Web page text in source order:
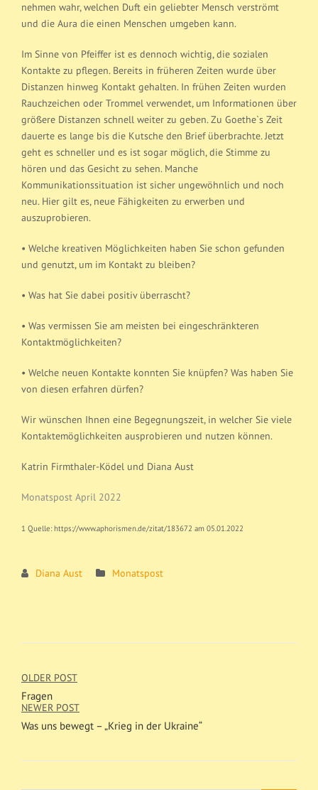
nehmen wahr, welchen Duft ein geliebter Mensch verströmt
und die Aura die einen Menschen umgeben kann.
Im Sinne von Pfeiffer ist es dennoch wichtig, die sozialen
Kontakte zu pflegen. Bereits in früheren Zeiten wurde über
Distanzen hinweg Kontakt gehalten. In frühen Zeiten wurden
Rauchzeichen oder Trommel verwendet, um Informationen über
größere Distanzen schnell weiter zu geben. Zu Goethe`s Zeit
dauerte es lange bis die Kutsche den Brief überbrachte. Jetzt
geht es schneller und es ist sogar möglich, die Stimme zu
hören und das Gesicht zu sehen. Manche
Kommunikationssituation ist sicher ungewöhnlich und noch
neu. Hier gilt es, neue Fähigkeiten zu erwerben und
auszuprobieren.
• Welche kreativen Möglichkeiten haben Sie schon gefunden
und genutzt, um im Kontakt zu bleiben?
• Was hat Sie dabei positiv überrascht?
• Was vermissen Sie am meisten bei eingeschränkteren
Kontaktmöglichkeiten?
• Welche neuen Kontakte konnten Sie knüpfen? Was haben Sie
von diesen erfahren dürfen?
Wir wünschen Ihnen eine Begegnungszeit, in welcher Sie viele
Kontaktemöglichkeiten ausprobieren und nutzen können.
Katrin Firmthaler-Ködel und Diana Aust
Monatspost April 2022
1 Quelle: https://www.aphorismen.de/zitat/183672 am 05.01.2022
Diana Aust Monatspost
OLDER POST
Fragen
NEWER POST
Was uns bewegt – „Krieg in der Ukraine“